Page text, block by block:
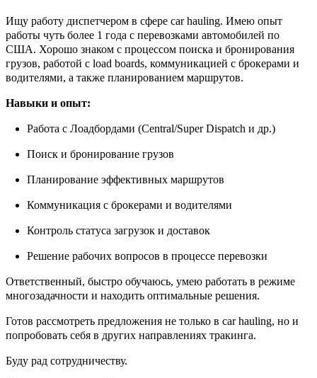
Ищу работу диспетчером в сфере car hauling. Имею опыт
работы чуть более 1 года с перевозками автомобилей по
США. Хорошо знаком с процессом поиска и бронирования
грузов, работой с load boards, коммуникацией с брокерами и
водителями, а также планированием маршрутов.
Навыки и опыт:
Работа с Лоадбордами (Central/Super Dispatch и др.)
Поиск и бронирование грузов
Планирование эффективных маршрутов
Коммуникация с брокерами и водителями
Контроль статуса загрузок и доставок
Решение рабочих вопросов в процессе перевозки
Ответственный, быстро обучаюсь, умею работать в режиме
многозадачности и находить оптимальные решения.
Готов рассмотреть предложения не только в car hauling, но и
попробовать себя в других направлениях тракинга.
Буду рад сотрудничеству.